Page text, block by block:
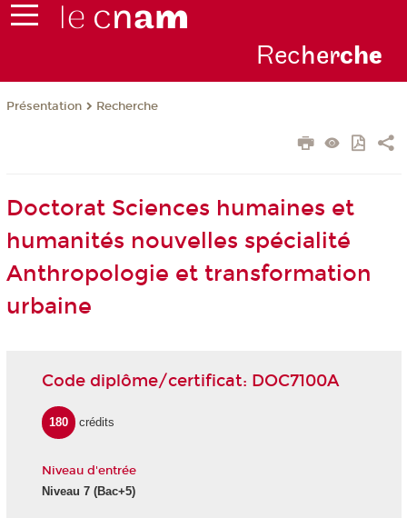
Recherche
Présentation Recherche
Doctorat Sciences humaines et
humanités nouvelles spécialité
Anthropologie et transformation
urbaine
Code diplôme/certificat: DOC7100A
180 crédits
Niveau d'entrée
Niveau 7 (Bac+5)